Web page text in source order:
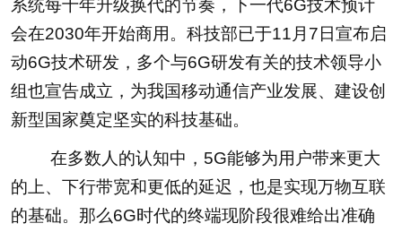
系统每十年升级换代的节奏，下一代6G技术预计
会在2030年开始商用。科技部已于11月7日宣布启
动6G技术研发，多个与6G研发有关的技术领导小
组也宣告成立，为我国移动通信产业发展、建设创
新型国家奠定坚实的科技基础。
在多数人的认知中，5G能够为用户带来更大
的上、下行带宽和更低的延迟，也是实现万物互联
的基础。那么6G时代的终端现阶段很难给出准确